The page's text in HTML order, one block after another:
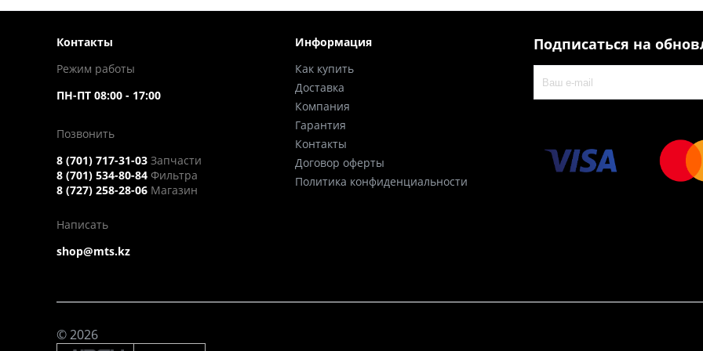
Контакты
Режим работы
ПН-ПТ 08:00 - 17:00
Позвонить
8 (701) 717-31-03 Запчасти
8 (701) 534-80-84 Фильтра
8 (727) 258-28-06 Магазин
Написать
shop@mts.kz
Информация
Как купить
Доставка
Компания
Гарантия
Контакты
Договор оферты
Политика конфиденциальности
Подписаться на
© 2026